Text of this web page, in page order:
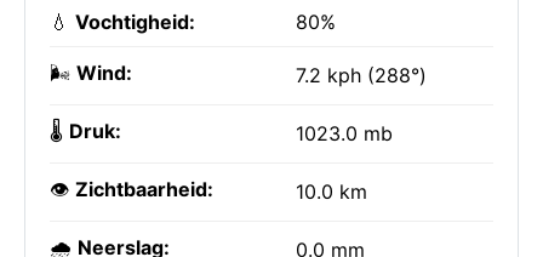
💧 Vochtigheid: 80%
🌬️ Wind: 7.2 kph (288°)
🌡️ Druk: 1023.0 mb
👁️ Zichtbaarheid: 10.0 km
🌧️ Neerslag: 0.0 mm